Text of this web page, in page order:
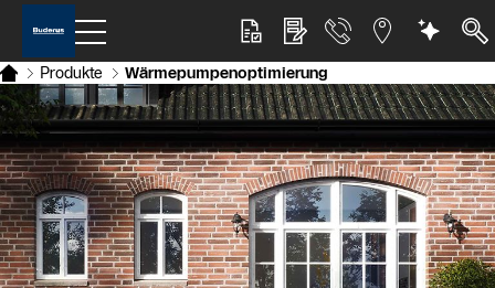
Produkte Wärmepumpenoptimierung